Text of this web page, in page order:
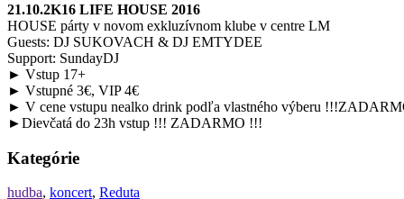
21.10.2K16 LIFE HOUSE 2016
HOUSE párty v novom exkluzívnom klube v centre LM
Guests: DJ SUKOVACH & DJ EMTYDEE
Support: SundayDJ
► Vstup 17+
► Vstupné 3€, VIP 4€
► V cene vstupu nealko drink podľa vlastného výberu
►Dievčatá do 23h vstup !!! ZADARMO !!!
Kategórie
hudba, koncert, Reduta